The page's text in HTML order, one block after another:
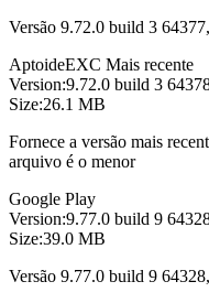
Versão 9.72.0 build 3
AptoideEXC Mais recente
Version:9.72.0 build 3
Size:26.1 MB
Fornece a versão mais
arquivo é o menor
Google Play
Version:9.77.0 build 9
Size:39.0 MB
Versão 9.77.0 build 9